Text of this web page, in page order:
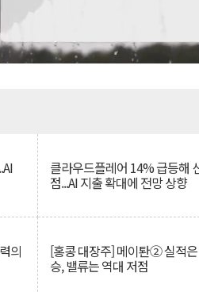
클라우드플레어 14% 급등해
점...AI 지출 확대에 전망 상향
의 [홍콩 대장주] 메이퇀② 실적
승, 밸류는 역대 저점